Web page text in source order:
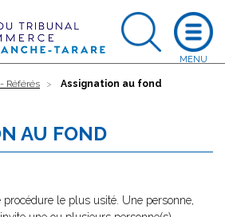
Référés Assignation au fond
AU FOND
procédure le plus usité. Une personne,